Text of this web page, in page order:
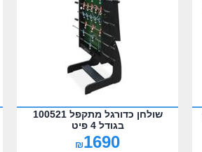
שולחן כדורגל מתקפל 100521
בגודל 4 פיט
₪1690